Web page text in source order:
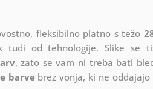
fleksibilno platno s težo
tudi od tehnologije. Slike se
, zato se vam ni treba bati
barvebrez vonja, ki ne oddajajo